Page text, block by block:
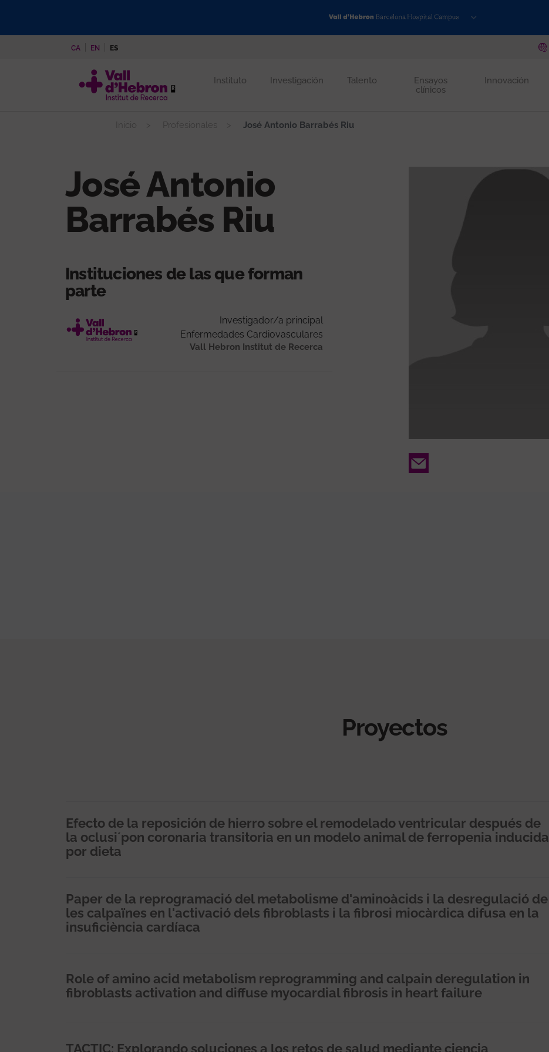
CA EN ES
Instituto Investigación Talento
Ensayos
clínicos
Innovación
Profesionales José Antonio Barrabés Riu
José Antonio
Barrabés Riu
Instituciones de las que forman
parte
Investigador/a principal
Enfermedades Cardiovasculares
Vall Hebron Institut de Recerca
Email
Proyectos
Efecto de la reposición de hierro sobre el remodelado ventricular después de
la oclusi´pon coronaria transitoria en un modelo animal de ferropenia inducida
por dieta
Paper de la reprogramació del metabolisme d'aminoàcids i la desregulació de
les calpaïnes en l'activació dels fibroblasts i la fibrosi miocàrdica difusa en la
insuficiència cardíaca
Role of amino acid metabolism reprogramming and calpain deregulation in
fibroblasts activation and diffuse myocardial fibrosis in heart failure
TACTIC: Explorando soluciones a los retos de salud mediante ciencia